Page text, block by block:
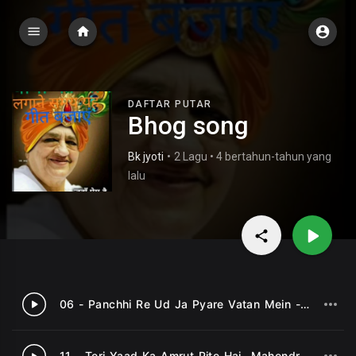
DAFTAR PUTAR
Bhog song
Bk jyoti • 2 Lagu • 4 bertahun-tahun yang
lalu
1 06 - Panchhi Re Ud Ja Pyare Vatan Mein -Kavita Krishnamurthy .mp3